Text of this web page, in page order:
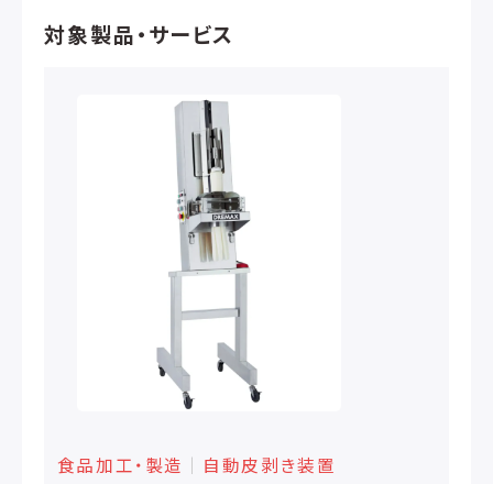
対象製品・サービス
食品加工・製造 │ 自動皮剥き装置